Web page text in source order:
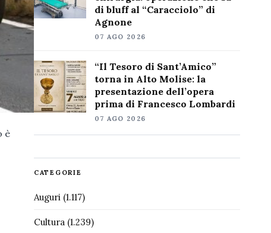
è
di bluff al “Caracciolo” di
Agnone
07 AGO 2026
“Il Tesoro di Sant’Amico”
torna in Alto Molise: la
presentazione dell’opera
prima di Francesco Lombardi
07 AGO 2026
CATEGORIE
Auguri(1.117)
Cultura(1.239)